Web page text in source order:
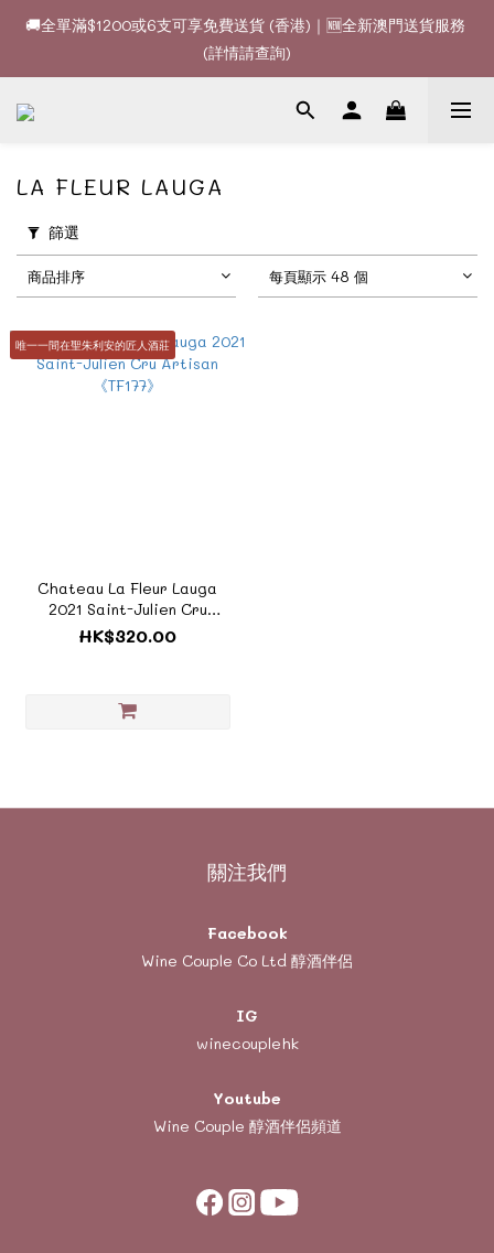
🚚全單滿$1200或6支可享免費送貨 (香港)｜🆕全新澳門送貨服務
(詳情請查詢)
🚚全單滿$1200或6支可享免費送貨 (香港)｜🆕全新澳門送貨服務
(詳情請查詢)
🍷酒款、優惠經常更新，請時刻追蹤我地😊｜🤵👰Wine Couple
🚚全單滿$1200或6支可享免費送貨 (香港)｜🆕全新澳門送貨服務
LA FLEUR LAUGA
篩選
商品排序 每頁顯示 48 個
唯一一間在聖朱利安的匠人酒莊
Chateau La Fleur Lauga
2021 Saint-Julien Cru
Artisan 《TF177》
HK$320.00
關注我們
Facebook
Wine Couple Co Ltd 醇酒伴侶
IG
winecouplehk
Youtube
Wine Couple 醇酒伴侶頻道